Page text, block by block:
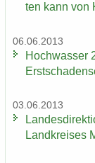
ten kann von
06.06.2013
Hoch­was­ser
03.06.2013
Land­krei­ses